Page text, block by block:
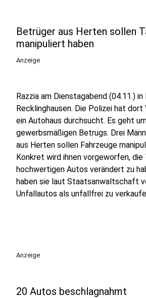
Betrüger aus Herten sollen
manipuliert haben
Anzeige
Razzia am Dienstagabend (04.11.)
Recklinghausen. Die Polizei hat dort
ein Autohaus durchsucht. Es geht
gewerbsmäßigen Betrugs. Drei
aus Herten sollen Fahrzeuge
Konkret wird ihnen vorgeworfen,
hochwertigen Autos verändert zu
haben sie laut Staatsanwaltschaft
Unfallautos als unfallfrei zu
Anzeige
20 Autos beschlagnahmt